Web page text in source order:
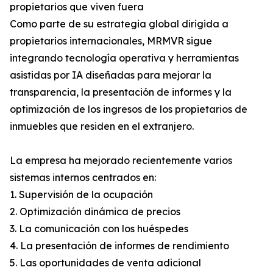
propietarios que viven fuera
Como parte de su estrategia global dirigida a
propietarios internacionales, MRMVR sigue
integrando tecnología operativa y herramientas
asistidas por IA diseñadas para mejorar la
transparencia, la presentación de informes y la
optimización de los ingresos de los propietarios de
inmuebles que residen en el extranjero.
La empresa ha mejorado recientemente varios
sistemas internos centrados en:
1. Supervisión de la ocupación
2. Optimización dinámica de precios
3. La comunicación con los huéspedes
4. La presentación de informes de rendimiento
5. Las oportunidades de venta adicional